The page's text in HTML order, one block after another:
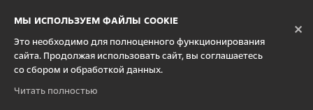
МЫ ИСПОЛЬЗУЕМ ФАЙЛЫ COOKIE
Это необходимо для полноценного функционирования
сайта. Продолжая использовать сайт, вы соглашаетесь
со сбором и обработкой данных.
Читать полностью
×